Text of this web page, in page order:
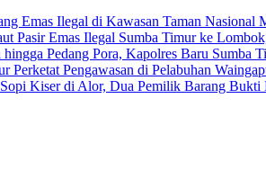
Emas Ilegal di Kawasan Taman Nasional
Pasir Emas Ilegal Sumba Timur ke
Pedang Pora, Kapolres Baru Sumba
Perketat Pengawasan di Pelabuhan
Kiser di Alor, Dua Pemilik Barang